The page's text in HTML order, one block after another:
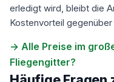
erledigt wird, bleibt die
Kostenvorteil
→ Alle Preise im
Fliegengitter?